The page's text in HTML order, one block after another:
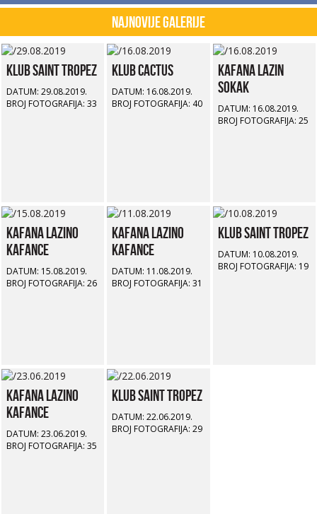
Najnovije Galerije
Klub Saint Tropez
DATUM: 29.08.2019.
BROJ FOTOGRAFIJA: 33
Klub Cactus
DATUM: 16.08.2019.
BROJ FOTOGRAFIJA: 40
Kafana Lazin
Sokak
DATUM: 16.08.2019.
BROJ FOTOGRAFIJA: 25
Kafana Lazino
Kafance
DATUM: 15.08.2019.
BROJ FOTOGRAFIJA: 26
Kafana Lazino
Kafance
DATUM: 11.08.2019.
BROJ FOTOGRAFIJA: 31
Klub Saint Tropez
DATUM: 10.08.2019.
BROJ FOTOGRAFIJA: 19
Kafana Lazino
Kafance
DATUM: 23.06.2019.
BROJ FOTOGRAFIJA: 35
Klub Saint Tropez
DATUM: 22.06.2019.
BROJ FOTOGRAFIJA: 29